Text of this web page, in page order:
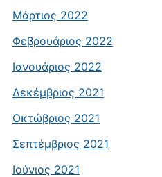
Μάρτιος 2022
Φεβρουάριος 2022
Ιανουάριος 2022
Δεκέμβριος 2021
Οκτώβριος 2021
Σεπτέμβριος 2021
Ιούνιος 2021